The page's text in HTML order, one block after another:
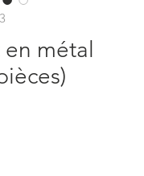
métal